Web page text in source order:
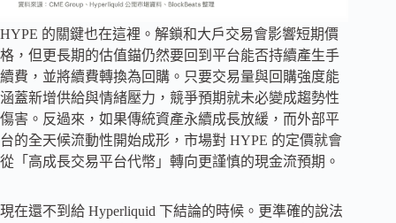
HYPE 的關鍵也在這裡。解鎖和大戶交易會影響短期價
格，但更長期的估值錨仍然要回到平台能否持續產生手
續費，並將續費轉換為回購。只要交易量與回購強度能
涵蓋新增供給與情緒壓力，競爭預期就未必變成趨勢性
傷害。反過來，如果傳統資產永續成長放緩，而外部平
台的全天候流動性開始成形，市場對 HYPE 的定價就會
從「高成長交易平台代幣」轉向更謹慎的現金流預期。
現在還不到給 Hyperliquid 下結論的時候。更準確的說法